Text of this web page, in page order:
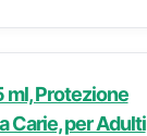
ml, Protezione
Carie, per Adulti